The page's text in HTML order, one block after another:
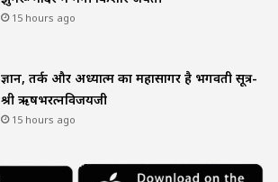
15 hours ago
ज्ञान, तर्क और अध्यात्म का महासागर है भगवती सूत्र-
श्री ऋषभरत्नविजयजी
15 hours ago